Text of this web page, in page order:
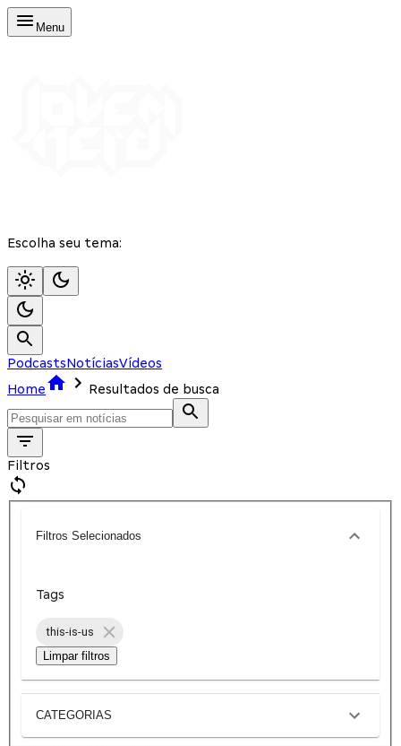
Menu
Escolha seu tema:
PodcastsNotíciasVídeos
Home
Resultados de busca
Filtros
Filtros Selecionados
Tags
this-is-us
Limpar filtros
CATEGORIAS